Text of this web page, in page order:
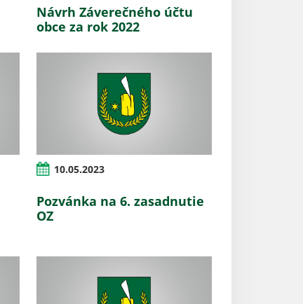
Návrh Záverečného účtu
obce za rok 2022
10.05.2023
Pozvánka na 6. zasadnutie
OZ